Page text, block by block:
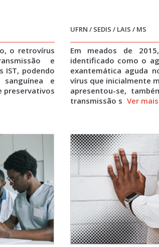
o retrovírus
e
IST, podendo
e
preservativos
UFRN / SEDIS / LAIS / MS
Em meados de
identificado como o
exantemática aguda
vírus que inicialmente
apresentou-se,
transmissão s Ver mais